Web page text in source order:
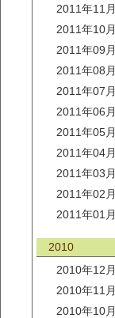
2011年11月
2011年10月
2011年09月
2011年08月
2011年07月
2011年06月
2011年05月
2011年04月
2011年03月
2011年02月
2011年01月
2010
2010年12月
2010年11月
2010年10月